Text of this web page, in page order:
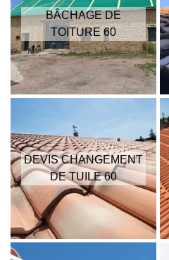
BÂCHAGE DE
TOITURE 60
DEVIS CHANGEMENT
DE TUILE 60